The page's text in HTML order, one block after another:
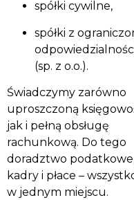
spółki cywilne,
spółki z
(sp. z o.o.).
Świadczymy zarówno
uproszczoną
jak i pełną obsługę
rachunkową. Do tego
doradztwo
kadry i płace –
w jednym miejscu.